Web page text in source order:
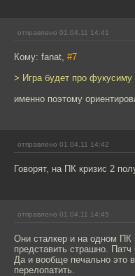
отправлено 01.04.11 14:41
Кому: fanat, #7
> Игра будет про фукусиму
именно поэтому
отправлено 01.04.11 14:42
Говорят, на ПК кризис 2
отправлено 01.04.11 14:45
Они сталкер и на одном ПК
представить страшно.
Да и вообще печально это
перелопатить.